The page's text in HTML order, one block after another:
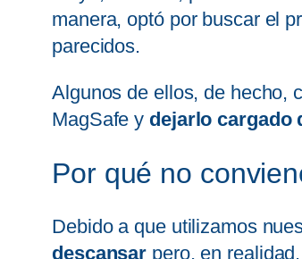
manera, optó por buscar el
parecidos.
Algunos de ellos, de hecho,
MagSafe y dejarlo cargado
Por qué no
Debido a que utilizamos
descansar pero, en